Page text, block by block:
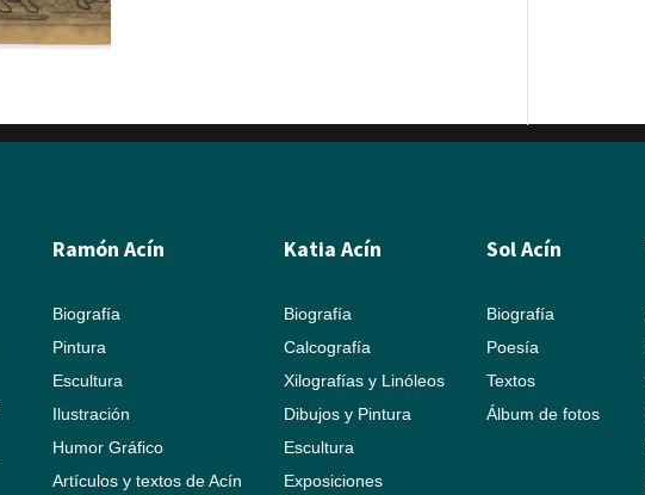
Ramón Acín
Biografía
Pintura
Escultura
Ilustración
Humor Gráfico
Artículos y textos de Acín
Katia Acín
Biografía
Calcografía
Xilografías y Linóleos
Dibujos y Pintura
Escultura
Exposiciones
Sol Acín
Biografía
Poesía
Textos
Álbum de fotos